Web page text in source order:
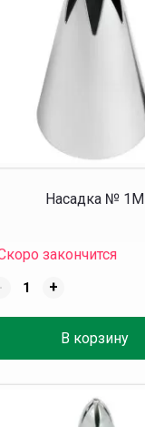
Насадка № 1M
закончится
+
В корзину